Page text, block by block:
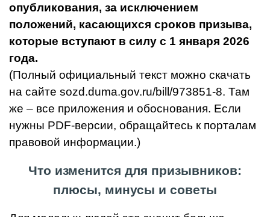
опубликования, за исключением
положений, касающихся сроков призыва,
которые вступают в силу с 1 января 2026
года.
(Полный официальный текст можно скачать
на сайте sozd.duma.gov.ru/bill/973851-8. Там
же – все приложения и обоснования. Если
нужны PDF-версии, обращайтесь к порталам
правовой информации.)
Что изменится для призывников:
плюсы, минусы и советы